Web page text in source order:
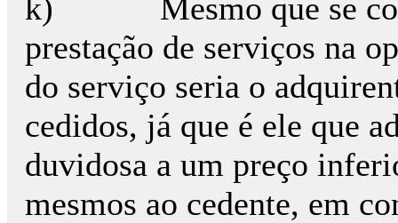
k) Mesmo que se
prestação de serviços na
do serviço seria o
cedidos, já que é ele que
duvidosa a um preço
mesmos ao cedente, em